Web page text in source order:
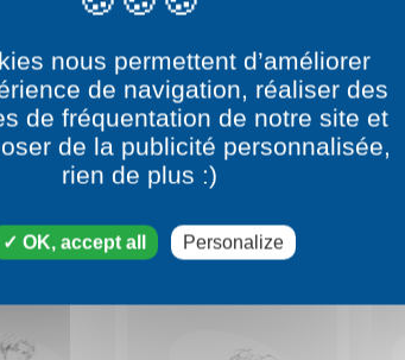
nous permettent d’améliorer
de navigation, réaliser des
de fréquentation de notre site et
de la publicité personnalisée,
rien de plus :)
OK, accept all Personalize